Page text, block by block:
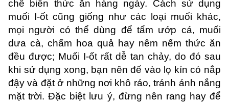
chế biến thức ăn hàng ngày. Cách sử dụng
muối I-ốt cũng giống như các loại muối khác,
mọi người có thể dùng để tẩm ướp cá, muối
dưa cà, chấm hoa quả hay nêm nếm thức ăn
đều được; Muối I-ốt rất dễ tan chảy, do đó sau
khi sử dụng xong, bạn nên để vào lọ kín có nắp
đậy và đặt ở những nơi khô ráo, tránh ánh nắng
mặt trời. Đặc biệt lưu ý, đừng nên rang hay để